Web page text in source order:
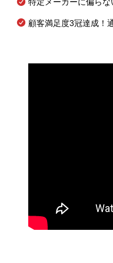
顧客満足度3冠達成！